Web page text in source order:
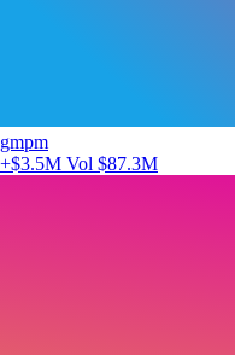
gmpm
+$3.5M Vol $87.3M